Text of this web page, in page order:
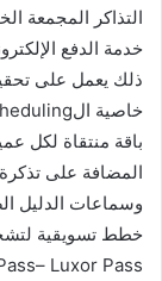
التذاكر المجمعة
خدمة الدفع
ذلك يعمل على
باقة منتقاة لكل
وسماعات الدليل
Luxor Pass” .